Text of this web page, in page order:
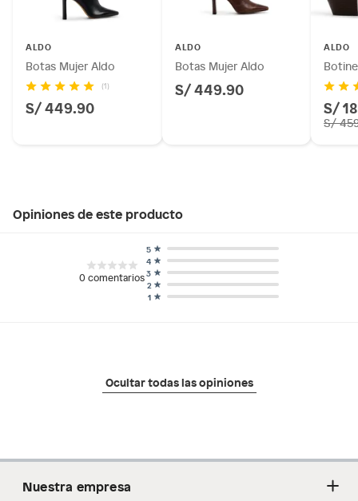
ALDO
Botas Mujer Aldo
(1)
S/ 449.90
ALDO
Botas Mujer Aldo
S/ 449.90
ALDO
S/
S/
Opiniones de este producto
0comentarios
1
2
3
4
5
Ocultar todas las opiniones
Nuestra empresa